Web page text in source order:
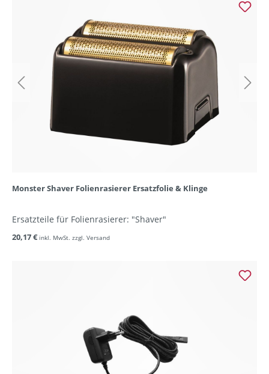
Monster Shaver Folienrasierer Ersatzfolie & Klinge
Ersatzteile für Folienrasierer: "Shaver"
20,17 € inkl. MwSt. zzgl. Versand